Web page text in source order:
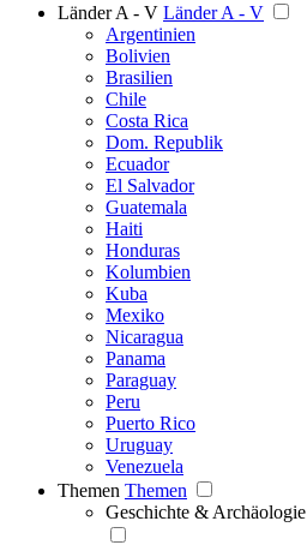
Länder A - V Länder A - V
Argentinien
Bolivien
Brasilien
Chile
Costa Rica
Dom. Republik
Ecuador
El Salvador
Guatemala
Haiti
Honduras
Kolumbien
Kuba
Mexiko
Nicaragua
Panama
Paraguay
Peru
Puerto Rico
Uruguay
Venezuela
Themen Themen
Geschichte & Archäologie